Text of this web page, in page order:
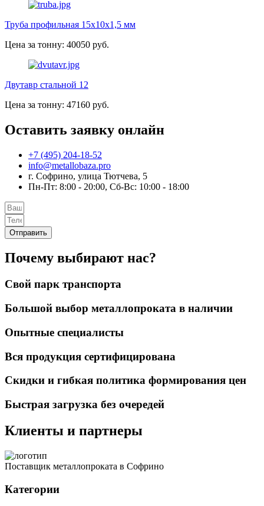
Труба профильная 15х10х1,5 мм
Цена за тонну: 40050 руб.
Двутавр стальной 12
Цена за тонну: 47160 руб.
Оставить заявку онлайн
+7 (495) 204-18-52
info@metallobaza.pro
г. Софрино, улица Тютчева, 5
Пн-Пт: 8:00 - 20:00, Сб-Вс: 10:00 - 18:00
Отправить
Почему выбирают нас?
Свой парк транспорта
Большой выбор металлопроката в наличии
Опытные специалисты
Вся продукция сертифицирована
Скидки и гибкая политика формирования цен
Быстрая загрузка без очередей
Клиенты и партнеры
Поставщик металлопроката в Софрино
Категории